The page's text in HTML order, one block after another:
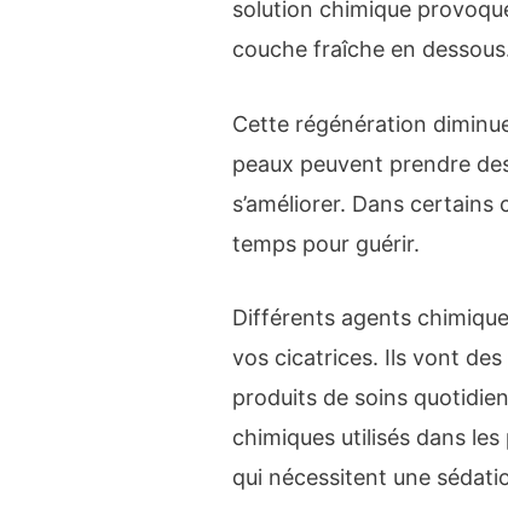
solution chimique
couche fraîche en
Cette régénération
peaux peuvent prendre
s’améliorer. Dans
temps pour guérir.
Différents agents
vos cicatrices. Ils vont
produits de soins
chimiques utilisés dans
qui nécessitent une